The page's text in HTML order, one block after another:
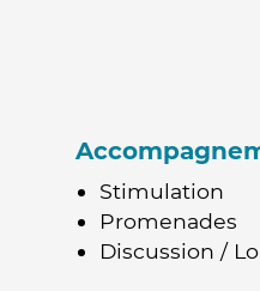
Stimulation
Promenades
Discussion /